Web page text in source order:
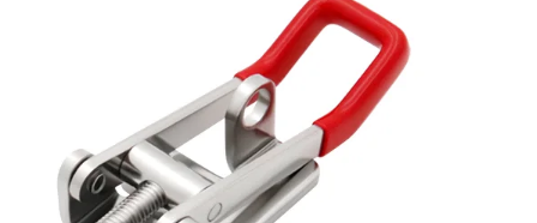
segura. Disponible en color acero y negro.
Acero inoxidable brillante
Negro (recubrimiento especial)